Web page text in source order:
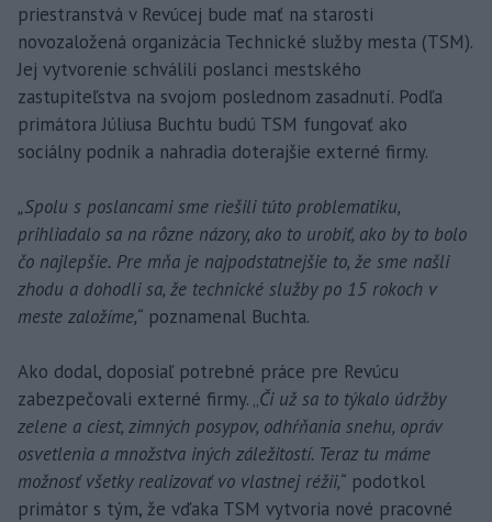
priestranstvá v Revúcej bude mať na starosti
novozaložená organizácia Technické služby mesta (TSM).
Jej vytvorenie schválili poslanci mestského
zastupiteľstva na svojom poslednom zasadnutí. Podľa
primátora Júliusa Buchtu budú TSM fungovať ako
sociálny podnik a nahradia doterajšie externé firmy.
„Spolu s poslancami sme riešili túto problematiku,
prihliadalo sa na rôzne názory, ako to urobiť, ako by to bolo
čo najlepšie. Pre mňa je najpodstatnejšie to, že sme našli
zhodu a dohodli sa, že technické služby po 15 rokoch v
meste založíme,“ poznamenal Buchta.
Ako dodal, doposiaľ potrebné práce pre Revúcu
zabezpečovali externé firmy. „Či už sa to týkalo údržby
zelene a ciest, zimných posypov, odhŕňania snehu, opráv
osvetlenia a množstva iných záležitostí. Teraz tu máme
možnosť všetky realizovať vo vlastnej réžii,“ podotkol
primátor s tým, že vďaka TSM vytvoria nové pracovné